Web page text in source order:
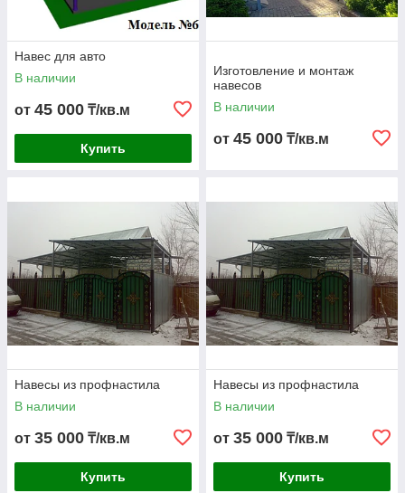
Навес для авто
В наличии
от 45 000 ₸/кв.м
Купить
Изготовление и монтаж
навесов
В наличии
от 45 000 ₸/кв.м
Навесы из профнастила
В наличии
от 35 000 ₸/кв.м
Купить
Навесы из профнастила
В наличии
от 35 000 ₸/кв.м
Купить